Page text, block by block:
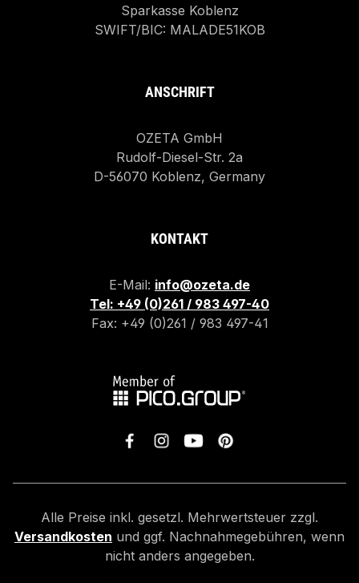
Sparkasse Koblenz
SWIFT/BIC: MALADE51KOB
ANSCHRIFT
OZETA GmbH
Rudolf-Diesel-Str. 2a
D-56070 Koblenz, Germany
KONTAKT
E-Mail: info@ozeta.de
Tel: +49 (0)261 / 983 497-40
Fax: +49 (0)261 / 983 497-41
Alle Preise inkl. gesetzl. Mehrwertsteuer zzgl.
Versandkosten und ggf. Nachnahmegebühren, wenn
nicht anders angegeben.